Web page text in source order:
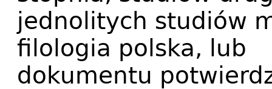
jednolitych studiów
filologia polska, lub
dokumentu